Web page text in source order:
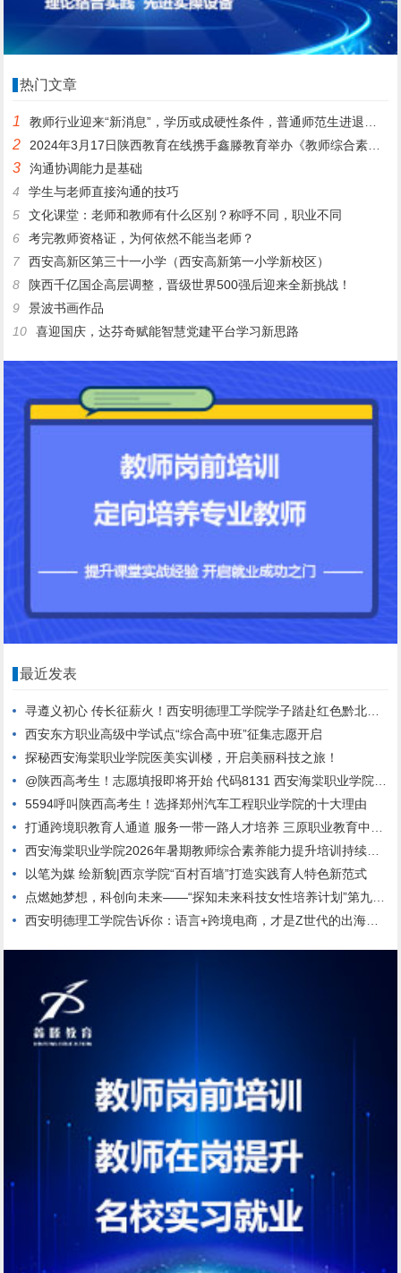
热门文章
1 教师行业迎来“新消息”，学历或成硬性条件，普通师范生进退两难
2 2024年3月17日陕西教育在线携手鑫滕教育举办《教师综合素质提升公益课》
3
沟通协调能力是基础
4
学生与老师直接沟通的技巧
5
文化课堂：老师和教师有什么区别？称呼不同，职业不同
6
考完教师资格证，为何依然不能当老师？
7
西安高新区第三十一小学（西安高新第一小学新校区）
8
陕西千亿国企高层调整，晋级世界500强后迎来全新挑战！
9
景波书画作品
10
喜迎国庆，达芬奇赋能智慧党建平台学习新思路
最近发表
寻遵义初心 传长征薪火！西安明德理工学院学子踏赴红色黔北，践行青春使命
西安东方职业高级中学试点“综合高中班”征集志愿开启
探秘西安海棠职业学院医美实训楼，开启美丽科技之旅！
@陕西高考生！志愿填报即将开始 代码8131 西安海棠职业学院期待与你相遇！
5594呼叫陕西高考生！选择郑州汽车工程职业学院的十大理由
打通跨境职教育人通道 服务一带一路人才培养 三原职业教育中心与哈萨克斯坦高校达成校际合作
西安海棠职业学院2026年暑期教师综合素养能力提升培训持续进行中
以笔为媒 绘新貌|西京学院“百村百墙”打造实践育人特色新范式
点燃她梦想，科创向未来——“探知未来科技女性培养计划”第九期正式启动
西安明德理工学院告诉你：语言+跨境电商，才是Z世代的出海新航道